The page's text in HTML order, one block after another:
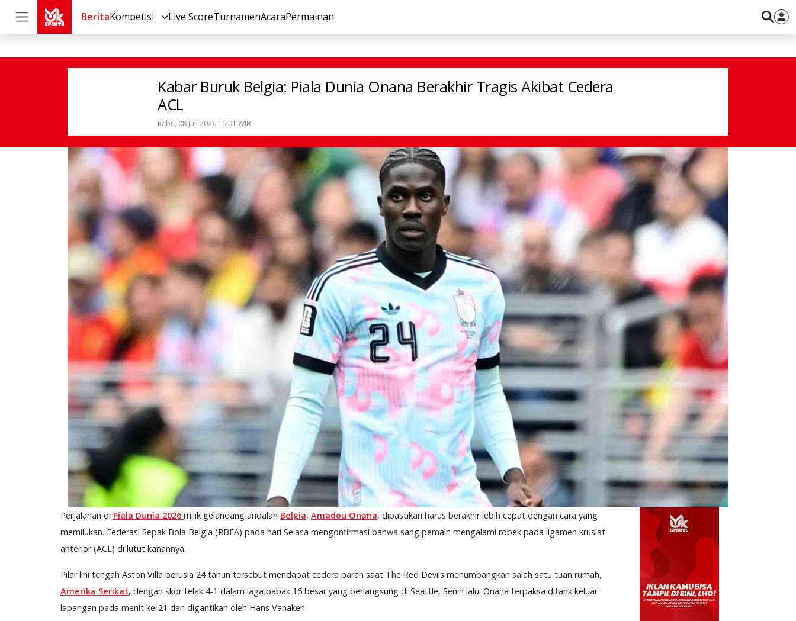
BeritaKompetisi Live ScoreTurnamenAcaraPermainan
Kabar Buruk Belgia: Piala Dunia Onana Berakhir Tragis Akibat Cedera
ACL
Rabu, 08 Juli 2026 16:01 WIB
Perjalanan di Piala Dunia 2026 milik gelandang andalan Belgia, Amadou Onana, dipastikan harus berakhir lebih cepat dengan cara yang
memilukan. Federasi Sepak Bola Belgia (RBFA) pada hari Selasa mengonfirmasi bahwa sang pemain mengalami robek pada ligamen krusiat
anterior (ACL) di lutut kanannya.
Pilar lini tengah Aston Villa berusia 24 tahun tersebut mendapat cedera parah saat The Red Devils menumbangkan salah satu tuan rumah,
Amerika Serikat, dengan skor telak 4-1 dalam laga babak 16 besar yang berlangsung di Seattle, Senin lalu. Onana terpaksa ditarik keluar
lapangan pada menit ke-21 dan digantikan oleh Hans Vanaken.